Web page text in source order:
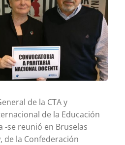
de la CTA y
de la Educación
-se reunió en Bruselas
de la Confederación